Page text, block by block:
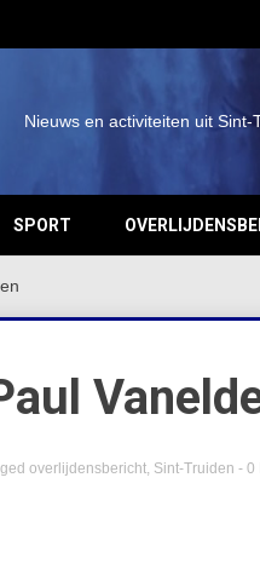
Nieuws en activiteiten uit Sint-
SPORT
overlijdensbericht, Sint-Truiden - 0